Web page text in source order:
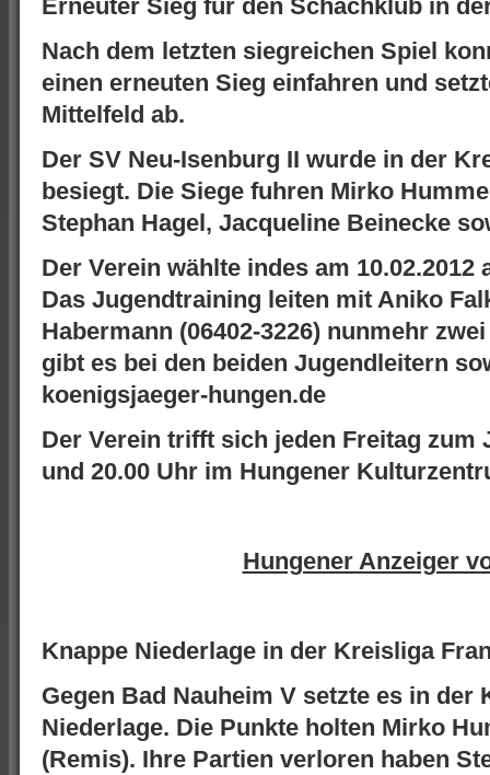
Erneuter Sieg für den Schachklub in
Nach dem letzten siegreichen Spiel
einen erneuten Sieg einfahren und
Mittelfeld ab.
Der SV Neu-Isenburg II wurde in der
besiegt. Die Siege fuhren Mirko
Stephan Hagel, Jacqueline Beinecke
Der Verein wählte indes am 10.02.2012
Das Jugendtraining leiten mit Aniko
Habermann (06402-3226) nunmehr
gibt es bei den beiden Jugendleitern
koenigsjaeger-hungen.de
Der Verein trifft sich jeden Freitag zum
und 20.00 Uhr im Hungener
Hungener Anzeiger
Knappe Niederlage in der Kreisliga
Gegen Bad Nauheim V setzte es in der
Niederlage. Die Punkte holten Mirko
(Remis). Ihre Partien verloren haben